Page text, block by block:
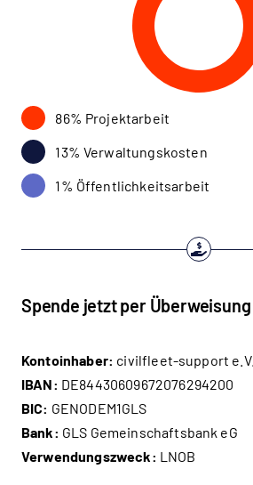
86% Projektarbeit
13% Verwaltungskosten
1% Öffentlichkeitsarbeit
Spende jetzt per Überweisung
Kontoinhaber: civilfleet-support e.V.
IBAN: DE84430609672076294200
BIC: GENODEM1GLS
Bank: GLS Gemeinschaftsbank eG
Verwendungszweck: LNOB